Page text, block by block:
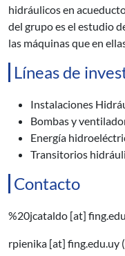
hidráulicos en
del grupo es el estudio
las máquinas que en
Líneas de
Instalaciones
Bombas y
Energía
Transitorios
Contacto
%20jcataldo [at]
rpienika [at] fing.edu.uy